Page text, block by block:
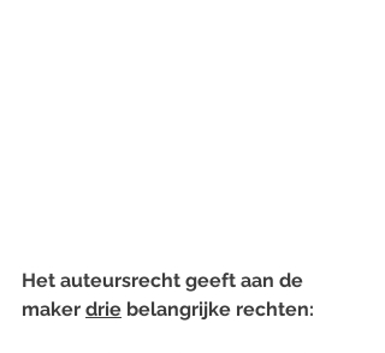
Het auteursrecht geeft aan de
maker drie belangrijke rechten: